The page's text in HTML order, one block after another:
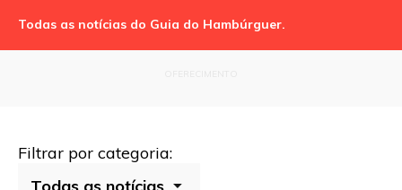
Todas as notícias do Guia do Hambúrguer.
Filtrar por categoria: